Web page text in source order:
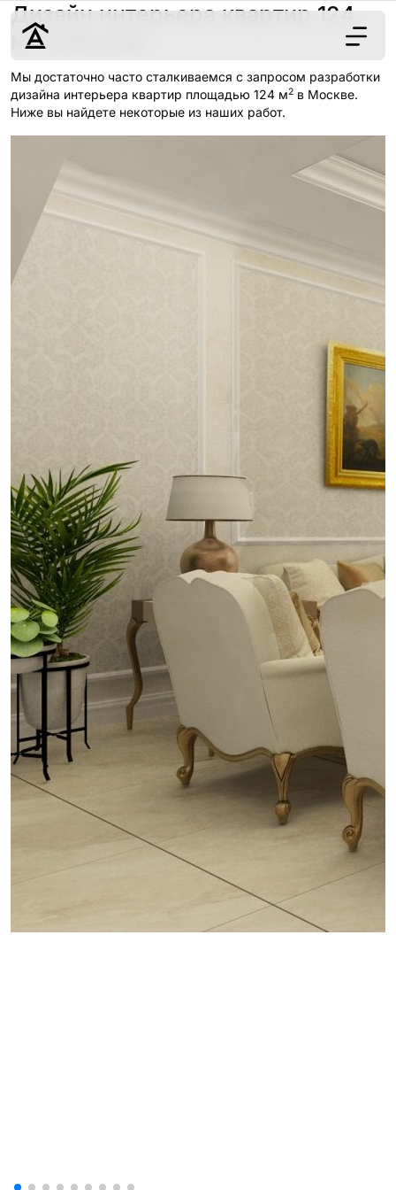
Дизайн
Ремонт
Цены
Контакты
г. Москва
Дизайн интерьера квартир 124
м2в Москве
Мы достаточно часто сталкиваемся с запросом разработки
дизайна интерьера квартир площадью 124 м2 в Москве.
Ниже вы найдете некоторые из наших работ.